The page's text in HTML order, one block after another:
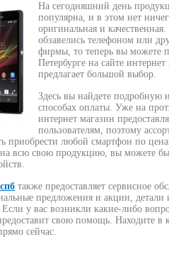
На сегодняшний день
популярна, и в этом нет
оригинальная и
обзавелись телефоном или
фирмы, то теперь вы можете
Петербурге на сайте
предлагает большой выбор.
Здесь вы найдете подробную
способах оплаты. Уже на
интернет магазин
пользователям, поэтому
приобрести любой смартфон по
на всю свою продукцию, вы можете
также предоставляет сервисное
предложения и акции, детали
у вас возникли какие-либо
свою помощь. Находите в
сейчас.